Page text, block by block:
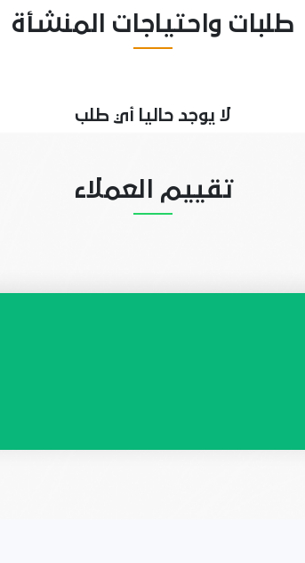
طلبات واحتياجات المنشأة
لا يوجد حاليا أي طلب
تقييم العملاء